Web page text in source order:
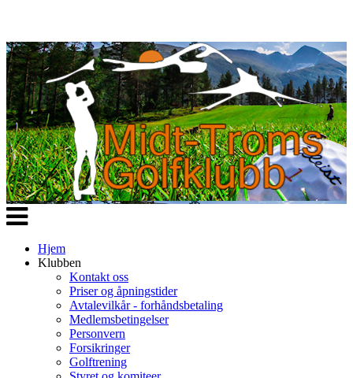
Veksle
navigasjon
Hjem
Klubben
Kontakt oss
Priser og åpningstider
Avtalevilkår - forhåndsbetaling
Medlemsbetingelser
Personvern
Forsikringer
Golftrening